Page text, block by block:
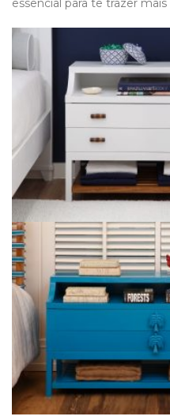
essencial para te trazer